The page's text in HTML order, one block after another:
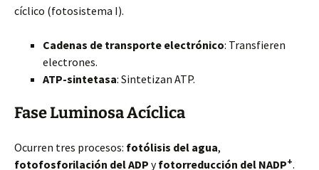
cíclico (fotosistema I).
Cadenas de transporte electrónico: Transfieren
electrones.
ATP-sintetasa: Sintetizan ATP.
Fase Luminosa Acíclica
Ocurren tres procesos: fotólisis del agua,
fotofosforilación del ADP yfotorreducción del NADP+.